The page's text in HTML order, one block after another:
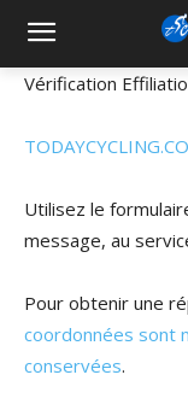
Vérification
Utilisez le
message, au
Pour obtenir une
coordonnées sont
conservées.